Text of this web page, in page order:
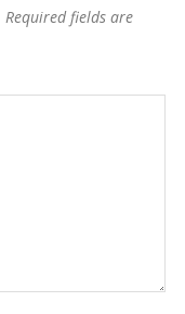
Required fields are